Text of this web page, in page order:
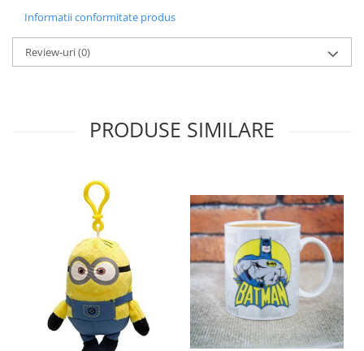
Informatii conformitate produs
Review-uri(0)
PRODUSE SIMILARE